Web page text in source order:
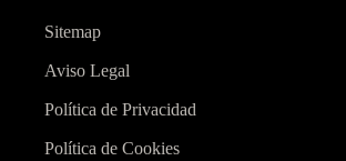
Sitemap
Aviso Legal
Política de Privacidad
Política de Cookies